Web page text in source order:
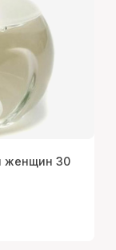
женщин 30